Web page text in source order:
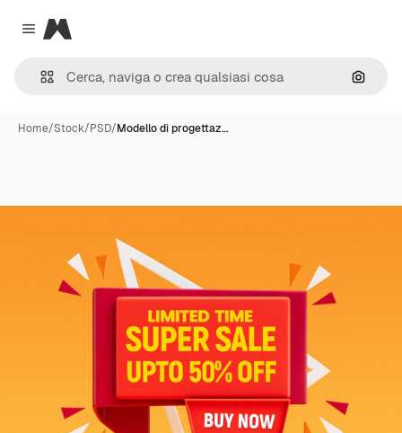
Close menu
Magnific
Cerca
Home/Stock/PSD/Modello di progettaz…